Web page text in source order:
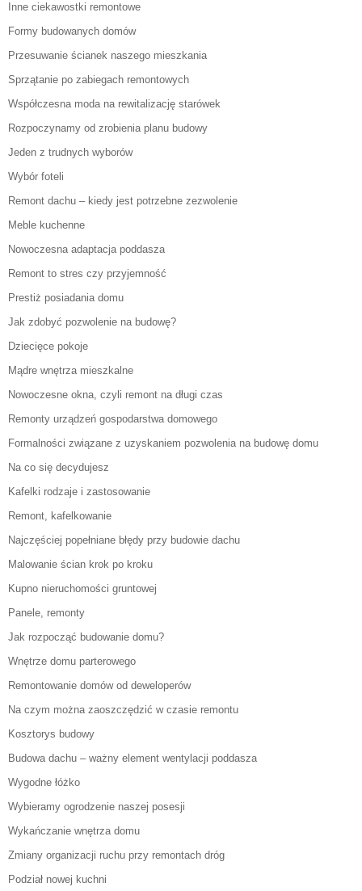
Inne ciekawostki remontowe
Formy budowanych domów
Przesuwanie ścianek naszego mieszkania
Sprzątanie po zabiegach remontowych
Współczesna moda na rewitalizację starówek
Rozpoczynamy od zrobienia planu budowy
Jeden z trudnych wyborów
Wybór foteli
Remont dachu – kiedy jest potrzebne zezwolenie
Meble kuchenne
Nowoczesna adaptacja poddasza
Remont to stres czy przyjemność
Prestiż posiadania domu
Jak zdobyć pozwolenie na budowę?
Dziecięce pokoje
Mądre wnętrza mieszkalne
Nowoczesne okna, czyli remont na długi czas
Remonty urządzeń gospodarstwa domowego
Formalności związane z uzyskaniem pozwolenia na budowę domu
Na co się decydujesz
Kafelki rodzaje i zastosowanie
Remont, kafelkowanie
Najczęściej popełniane błędy przy budowie dachu
Malowanie ścian krok po kroku
Kupno nieruchomości gruntowej
Panele, remonty
Jak rozpocząć budowanie domu?
Wnętrze domu parterowego
Remontowanie domów od deweloperów
Na czym można zaoszczędzić w czasie remontu
Kosztorys budowy
Budowa dachu – ważny element wentylacji poddasza
Wygodne łóżko
Wybieramy ogrodzenie naszej posesji
Wykańczanie wnętrza domu
Zmiany organizacji ruchu przy remontach dróg
Podział nowej kuchni